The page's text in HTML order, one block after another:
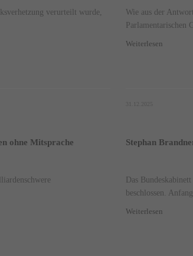
verurteilt wurde,
Wie aus der
Parlamentarischen
Weiterlesen
ohne Mitsprache Stephan
Das
beschlossen.
Weiterlesen